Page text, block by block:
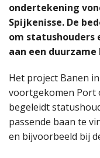
ondertekening
Spijkenisse. De
om statushouders
aan een
Het project Banen
voortgekomen Port
begeleidt
passende baan te
en bijvoorbeeld bij